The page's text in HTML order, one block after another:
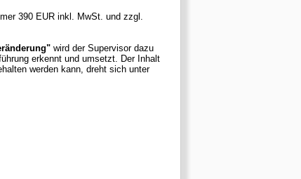
390 EUR inkl. MwSt. und zzgl.
wird der Supervisor dazu
werden kann, dreht sich unter